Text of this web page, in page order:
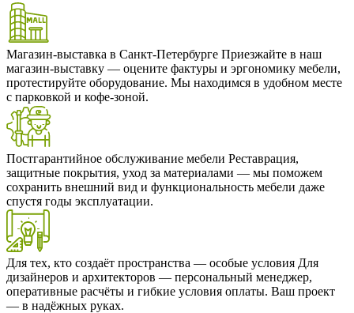
Магазин-выставка в Санкт-Петербурге Приезжайте в наш
магазин-выставку — оцените фактуры и эргономику мебели,
протестируйте оборудование. Мы находимся в удобном месте
с парковкой и кофе-зоной.
Постгарантийное обслуживание мебели Реставрация,
защитные покрытия, уход за материалами — мы поможем
сохранить внешний вид и функциональность мебели даже
спустя годы эксплуатации.
Для тех, кто создаёт пространства — особые условия Для
дизайнеров и архитекторов — персональный менеджер,
оперативные расчёты и гибкие условия оплаты. Ваш проект
— в надёжных руках.